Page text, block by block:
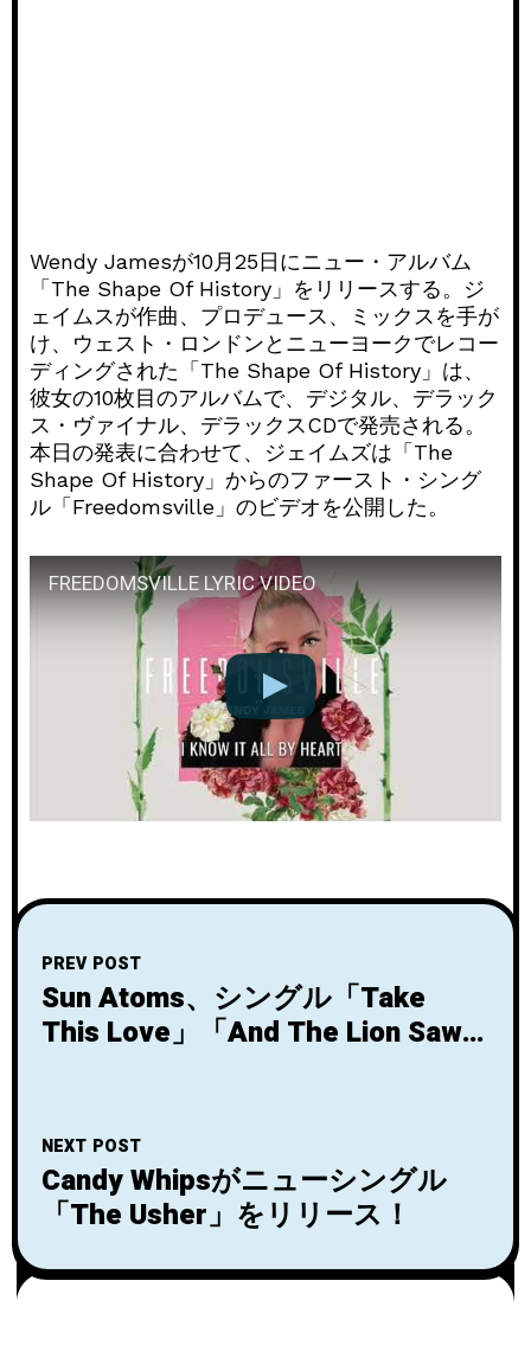
Wendy Jamesが10月25日にニュー・アルバム
「The Shape Of History」をリリースする。ジ
ェイムスが作曲、プロデュース、ミックスを手が
け、ウェスト・ロンドンとニューヨークでレコー
ディングされた「The Shape Of History」は、
彼女の10枚目のアルバムで、デジタル、デラック
ス・ヴァイナル、デラックスCDで発売される。
本日の発表に合わせて、ジェイムズは「The
Shape Of History」からのファースト・シング
ル「Freedomsville」のビデオを公開した。
FREEDOMSVILLE LYRIC VIDEO
PREV POST
Sun Atoms、シングル「Take
This Love」「And The Lion Saw
NEXT POST
Candy Whipsがニューシングル
「The Usher」をリリース！